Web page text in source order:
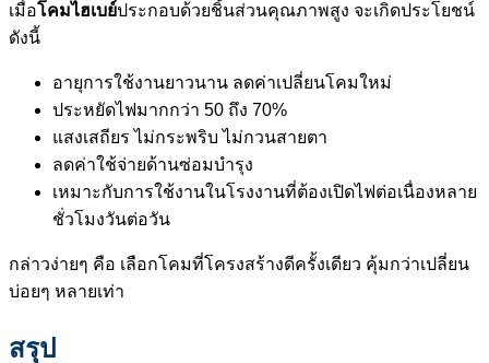
เมื่อโคมไฮเบย์ประกอบด้วยชิ้นส่วนคุณภาพสูง จะเกิดประโยชน์
ดังนี้
อายุการใช้งานยาวนาน ลดค่าเปลี่ยนโคมใหม่
ประหยัดไฟมากกว่า 50 ถึง 70%
แสงเสถียร ไม่กระพริบ ไม่กวนสายตา
ลดค่าใช้จ่ายด้านซ่อมบำรุง
เหมาะกับการใช้งานในโรงงานที่ต้องเปิดไฟต่อเนื่องหลาย
ชั่วโมงวันต่อวัน
กล่าวง่ายๆ คือ เลือกโคมที่โครงสร้างดีครั้งเดียว คุ้มกว่าเปลี่ยน
บ่อยๆ หลายเท่า
สรุป